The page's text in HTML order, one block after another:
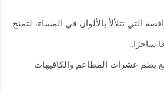
التي تتلألأ بالألوان في المساء، لتمنح
ساحرًا.
يضم عشرات المطاعم والكافيهات